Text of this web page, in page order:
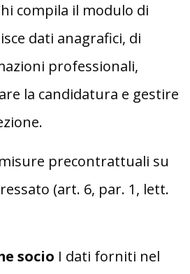
compila il modulo di
dati anagrafici, di
professionali,
la candidatura e gestire
misure precontrattuali su
(art. 6, par. 1, lett.
socio I dati forniti nel